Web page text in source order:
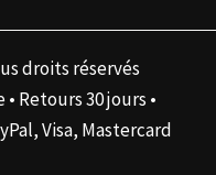
droits réservés
Retours 30 jours •
Visa, Mastercard